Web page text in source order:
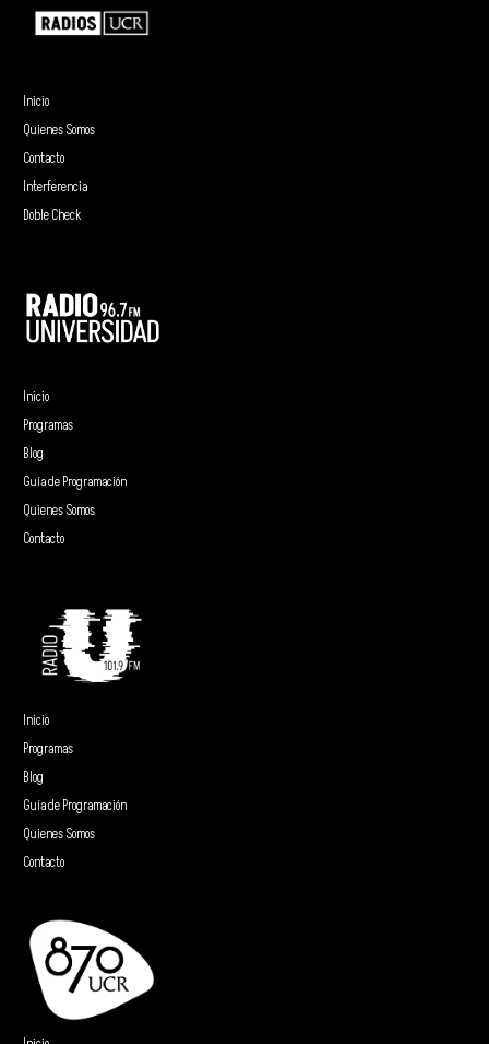
Inicio
Quienes Somos
Contacto
Interferencia
Doble Check
Inicio
Programas
Blog
Guía de Programación
Quienes Somos
Contacto
Inicio
Programas
Blog
Guía de Programación
Quienes Somos
Contacto